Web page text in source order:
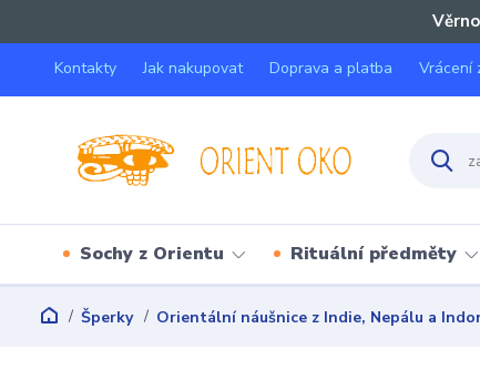
Kontakty Jak nakupovat Doprava a platba Vrácení
Sochy z Orientu Rituální předměty
Šperky Orientální náušnice z Indie, Nepálu a